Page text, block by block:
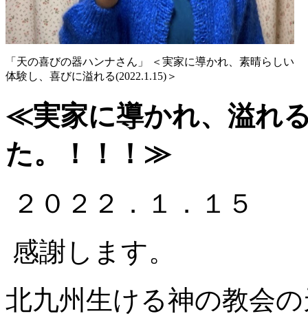
「天の喜びの器ハンナさん」 ＜実家に導かれ、素晴らしい
体験し、喜びに溢れる(2022.1.15)＞
≪実家に導かれ、溢れ
た。
！！！ ≫
２０２２．１．１５
感謝します。
北九州生ける神の教会